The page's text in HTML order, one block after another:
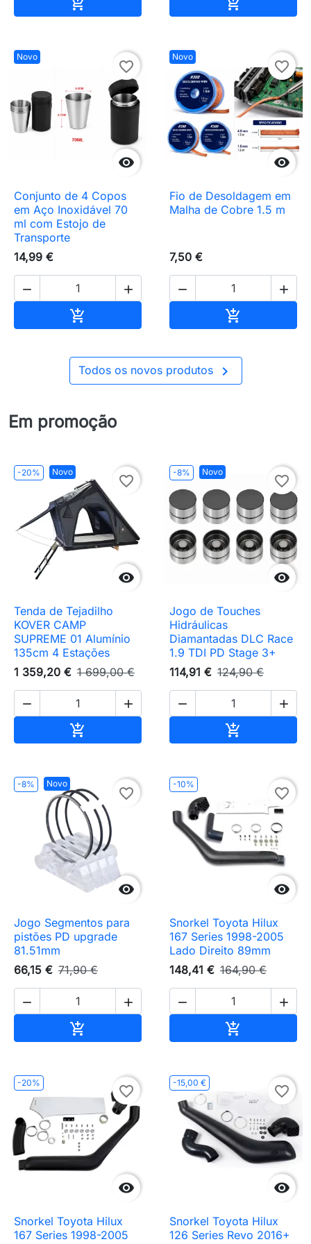
 
Novo

favorite_border
Conjunto de 4 Copos
em Aço Inoxidável 70
ml com Estojo de
Transporte
14,99 €
 

Novo

favorite_border
Fio de Desoldagem em
Malha de Cobre 1.5 m
7,50 €
 

Todos os novos produtos 
Em promoção
-20% Novo

favorite_border
Tenda de Tejadilho
KOVER CAMP
SUPREME 01 Alumínio
135cm 4 Estações
1 359,20 € 1 699,00 €
 

-8% Novo

favorite_border
Jogo de Touches
Hidráulicas
Diamantadas DLC Race
1.9 TDI PD Stage 3+
114,91 € 124,90 €
 

-8% Novo

favorite_border
Jogo Segmentos para
pistões PD upgrade
81.51mm
66,15 € 71,90 €
 

-10%

favorite_border
Snorkel Toyota Hilux
167 Series 1998-2005
Lado Direito 89mm
148,41 € 164,90 €
 

-20%

favorite_border
Snorkel Toyota Hilux
167 Series 1998-2005
-15,00 €

favorite_border
Snorkel Toyota Hilux
126 Series Revo 2016+